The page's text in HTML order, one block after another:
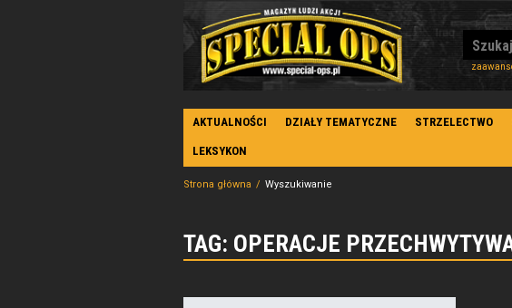
AKTUALNOŚCI DZIAŁY TEMATYCZNE STRZELECTWO
LEKSYKON
Strona główna Wyszukiwanie
TAG: OPERACJE